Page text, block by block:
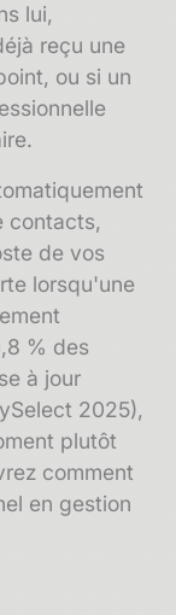
lui,
reçu une
ou si un
contacts,
de vos
lorsqu'une
% des
à jour
2025),
plutôt
comment
en gestion